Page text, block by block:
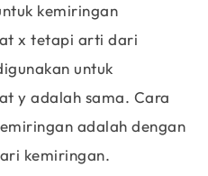
kemiringan
x tetapi arti dari
untuk
y adalah sama. Cara
adalah dengan
kemiringan.